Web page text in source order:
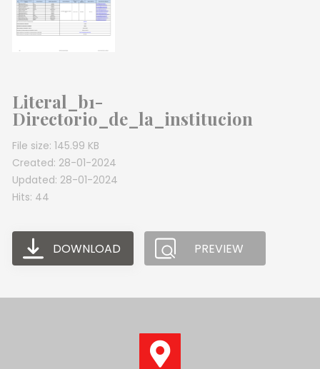
Literal_b1-
Directorio_de_la_institucion
File size: 145.99 KB
Created: 28-01-2024
Updated: 28-01-2024
Hits: 44
DOWNLOAD PREVIEW